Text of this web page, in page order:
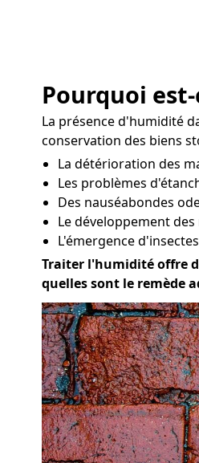
Pourquoi
La présence d'humidité
conservation des biens
La détérioration des
Les problèmes
Des nauséabondes
Le développement
L'émergence
Traiter l'humidité offre
quelles sont le remède